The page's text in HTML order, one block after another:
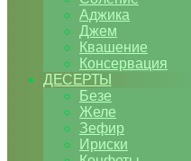
Аджика
Джем
Квашение
Консервация
ДЕСЕРТЫ
Безе
Желе
Зефир
Ириски